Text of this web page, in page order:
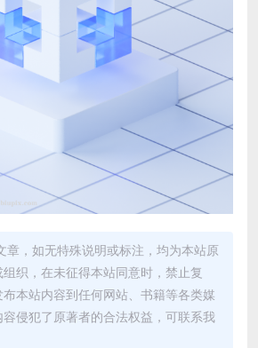
章，如无特殊说明或标注，均为本站原
织，在未征得本站同意时，禁止复
本站内容到任何网站、书籍等各类媒
侵犯了原著者的合法权益，可联系我